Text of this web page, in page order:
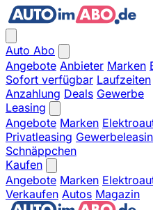
Auto Abo
Angebote Anbieter Marken
Sofort verfügbar Laufzeiten
Anzahlung Deals Gewerbe
Leasing
Angebote Marken
Privatleasing
Schnäppchen
Kaufen
Angebote Marken
Verkaufen Autos Magazin